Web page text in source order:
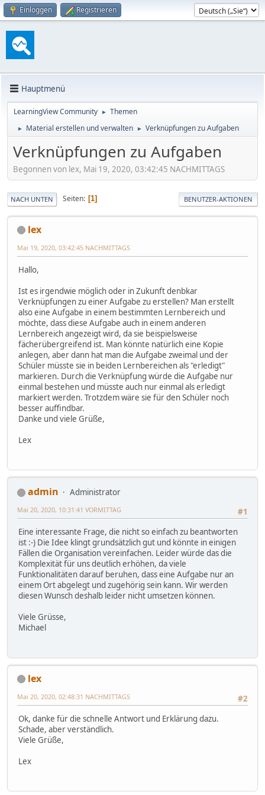
Einloggen Registrieren
Hauptmenü
LearningView Community ► Themen
► Material erstellen und verwalten ► Verknüpfungen zu Aufgaben
Verknüpfungen zu Aufgaben
Begonnen von lex, Mai 19, 2020, 03:42:45 NACHMITTAGS
NACH UNTEN Seiten 1 BENUTZER-AKTIONEN
lex
Mai 19, 2020, 03:42:45 NACHMITTAGS
Hallo,
Ist es irgendwie möglich oder in Zukunft denbkar
Verknüpfungen zu einer Aufgabe zu erstellen? Man erstellt
also eine Aufgabe in einem bestimmten Lernbereich und
möchte, dass diese Aufgabe auch in einem anderen
Lernbereich angezeigt wird, da sie beispielsweise
fächerübergreifend ist. Man könnte natürlich eine Kopie
anlegen, aber dann hat man die Aufgabe zweimal und der
Schüler müsste sie in beiden Lernbereichen als "erledigt"
markieren. Durch die Verknüpfung würde die Aufgabe nur
einmal bestehen und müsste auch nur einmal als erledigt
markiert werden. Trotzdem wäre sie für den Schüler noch
besser auffindbar.
Danke und viele Grüße,
Lex
admin
Administrator
#1
Mai 20, 2020, 10:31:41 VORMITTAG
Eine interessante Frage, die nicht so einfach zu beantworten
ist :-) Die Idee klingt grundsätzlich gut und könnte in einigen
Fällen die Organisation vereinfachen. Leider würde das die
Komplexität für uns deutlich erhöhen, da viele
Funktionalitäten darauf beruhen, dass eine Aufgabe nur an
einem Ort abgelegt und zugehörig sein kann. Wir werden
diesen Wunsch deshalb leider nicht umsetzen können.
Viele Grüsse,
Michael
lex
#2
Mai 20, 2020, 02:48:31 NACHMITTAGS
Ok, danke für die schnelle Antwort und Erklärung dazu.
Schade, aber verständlich.
Viele Grüße,
Lex